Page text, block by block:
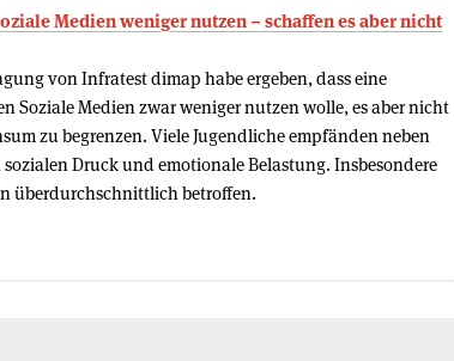
Medien weniger nutzen – schaffen es aber nicht
von Infratest dimap habe ergeben, dass eine
Soziale Medien zwar weniger nutzen wolle, es aber nicht
zu begrenzen. Viele Jugendliche empfänden neben
Druck und emotionale Belastung. Insbesondere
überdurchschnittlich betroffen.